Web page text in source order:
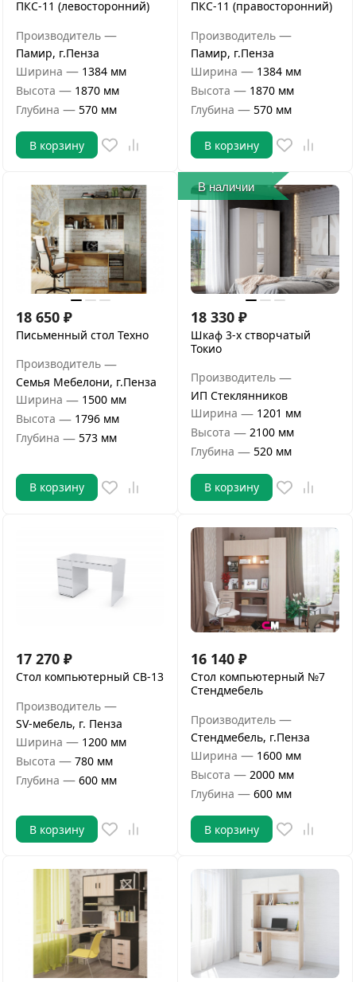
ПКС-11 (левосторонний)
Производитель —
Памир, г.Пенза
Ширина — 1384 мм
Высота — 1870 мм
Глубина — 570 мм
В корзину
ПКС-11 (правосторонний)
Производитель —
Памир, г.Пенза
Ширина — 1384 мм
Высота — 1870 мм
Глубина — 570 мм
В корзину
18 650 ₽
Письменный стол Техно
Производитель —
Семья Мебелони, г.Пенза
Ширина — 1500 мм
Высота — 1796 мм
Глубина — 573 мм
В корзину
В наличии
18 330 ₽
Шкаф 3-х створчатый
Токио
Производитель —
ИП Стеклянников
Ширина — 1201 мм
Высота — 2100 мм
Глубина — 520 мм
В корзину
17 270 ₽
Стол компьютерный СВ-13
Производитель —
SV-мебель, г. Пенза
Ширина — 1200 мм
Высота — 780 мм
Глубина — 600 мм
В корзину
16 140 ₽
Стол компьютерный №7
Стендмебель
Производитель —
Стендмебель, г.Пенза
Ширина — 1600 мм
Высота — 2000 мм
Глубина — 600 мм
В корзину